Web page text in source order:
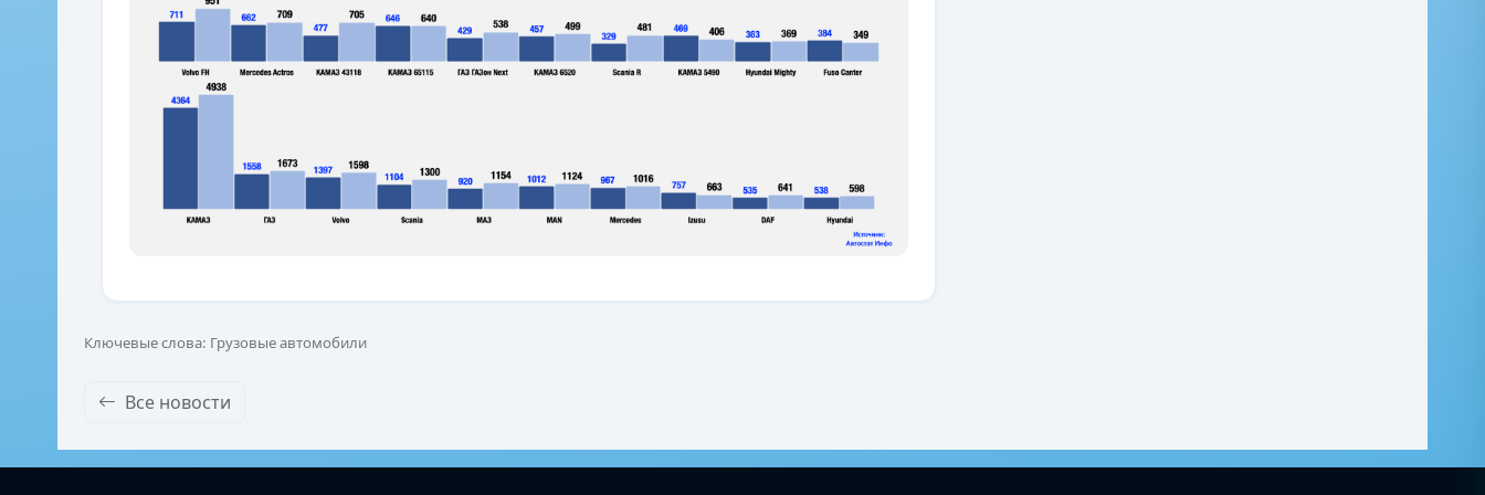
Ключевые слова: Грузовые автомобили
Все новости